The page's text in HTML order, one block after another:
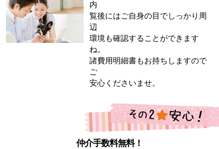
内
覧後にはご自身の目でしっかり周
辺
環境も確認することができます
ね。
諸費用明細書もお持ちしますので
ご
安心くださいませ。
仲介手数料無料！